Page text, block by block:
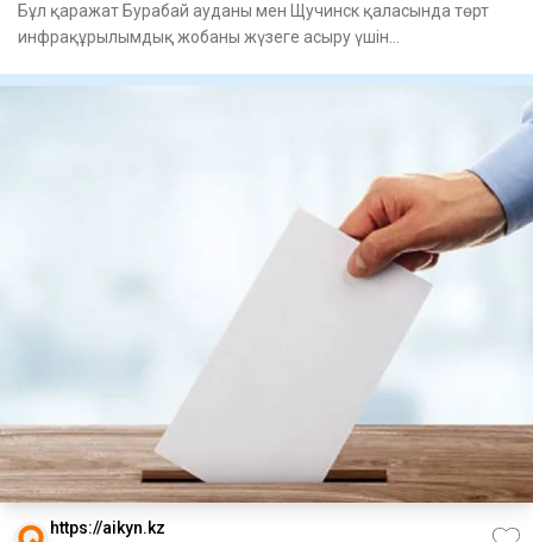
Бұл қаражат Бурабай ауданы мен Щучинск қаласында төрт
инфрақұрылымдық жобаны жү­зеге асыру үшін
https://aikyn.kz